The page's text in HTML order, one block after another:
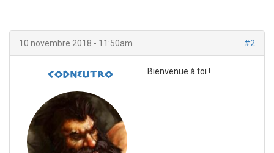
#2
10 novembre 2018 - 11:50am
codneutro Bienvenue à toi !